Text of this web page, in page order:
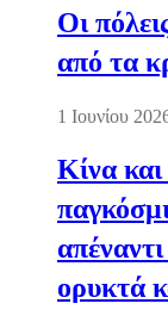
Οι
από τα
1 Ιουνίου
Κίνα
ορυκτά